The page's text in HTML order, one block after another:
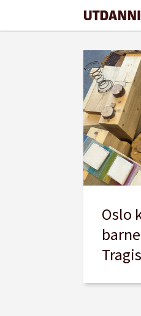
midtgarden
Oslo